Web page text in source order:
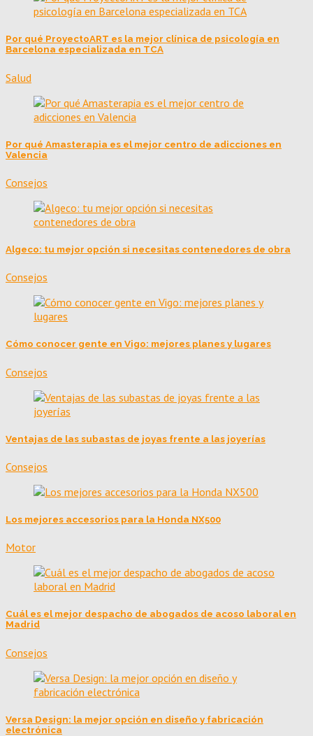
Por qué ProyectoART es la mejor clínica de psicología en
Barcelona especializada en TCA
Salud
Por qué Amasterapia es el mejor centro de adicciones en
Valencia
Consejos
Algeco: tu mejor opción si necesitas contenedores de obra
Consejos
Cómo conocer gente en Vigo: mejores planes y lugares
Consejos
Ventajas de las subastas de joyas frente a las joyerías
Consejos
Los mejores accesorios para la Honda NX500
Motor
Cuál es el mejor despacho de abogados de acoso laboral en
Madrid
Consejos
Versa Design: la mejor opción en diseño y fabricación
electrónica